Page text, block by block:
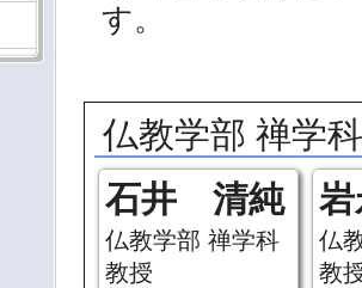
す。
仏教学部 禅学科
石井 清純
仏教学部 禅学科
教授
仏
教